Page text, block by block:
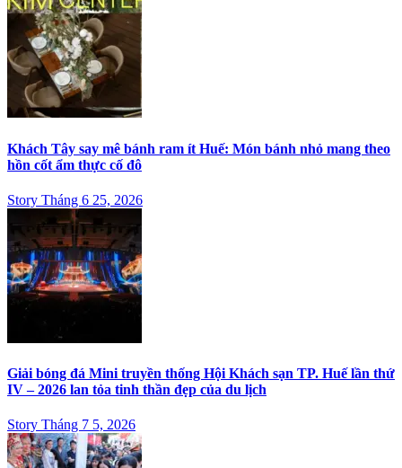
Khách Tây say mê bánh ram ít Huế: Món bánh nhỏ mang theo
hồn cốt ẩm thực cố đô
Story Tháng 6 25, 2026
Giải bóng đá Mini truyền thống Hội Khách sạn TP. Huế lần thứ
IV – 2026 lan tỏa tinh thần đẹp của du lịch
Story Tháng 7 5, 2026